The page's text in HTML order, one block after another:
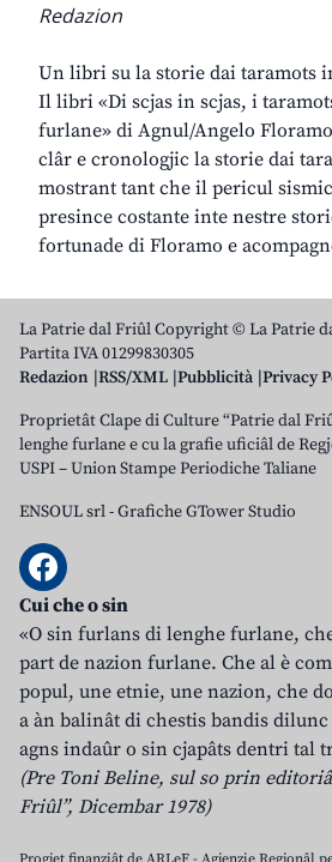
Redazion
Un libri su la storie dai taramots
Il libri «Di scjas in scjas, i
furlane» di Agnul/Angelo
clâr e cronologjic la storie dai
mostrant tant che il pericul
presince costante inte nestre
fortunade di Floramo e
La Patrie dal Friûl Copyright © La Patrie
Partita IVA 01299830305
Redazion RSS/XML Pubblicità Privacy
Proprietât Clape di Culture “Patrie dal
lenghe furlane e cu la grafie uficiâl de
USPI – Union Stampe Periodiche Taliane
ENSOUL srl-Grafiche GTower Studio
Cui che o sin
«O sin furlans di lenghe furlane,
part de nazion furlane. Che al è
popul, une etnie, une nazion, che
a àn balinât di chestis bandis
agns indaûr o sin cjapâts dentri tal
(Pre Toni Beline, sul so prin
Friûl”, Dicembar 1978)